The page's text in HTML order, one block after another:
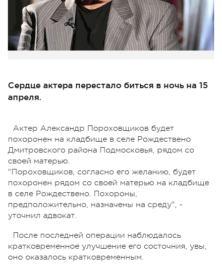
Сердце актера перестало биться в ночь на 15
апреля.
Актер Александр Пороховщиков будет
похоронен на кладбище в селе Рождествено
Дмитровского района Подмосковья, рядом со
своей матерью.
"Пороховщиков, согласно его желанию, будет
похоронен рядом со своей матерью на кладбище
в селе Рождествено. Похороны,
предположительно, назначены на среду", -
уточнил адвокат.
После последней операции наблюдалось
кратковременное улучшение его состочния, увы,
оно оказалось кратковременным.